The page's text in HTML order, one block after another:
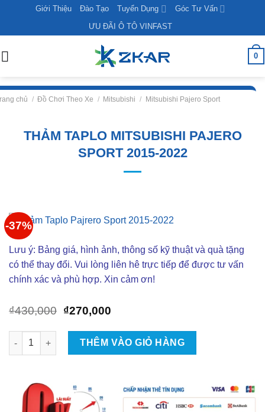
content
Giới Thiệu Đào Tạo Tuyển Dụng
Góc Tư Vấn
ƯU ĐÃI Ô TÔ VINFAST
0
chủ / Đồ Chơi Theo Xe / Mitsubishi / Mitsubishi Pajero Sport
THẢM TAPLO MITSUBISHI PAJERO
SPORT 2015-2022
-37%
Lưu ý: Bảng giá, hình ảnh, thông số kỹ thuật và quà tặng
có thể thay đổi. Vui lòng liên hê trực tiếp để được tư vấn
chính xác và phù hợp. Xin cảm ơn!
₫430,000 Giá
là:
₫430,000.
₫270,000Giá
tại
là:
₫270,000.
Thảm Taplo Mitsubishi Pajero Sport 2015-2022 số lượng
THÊM VÀO GIỎ HÀNG